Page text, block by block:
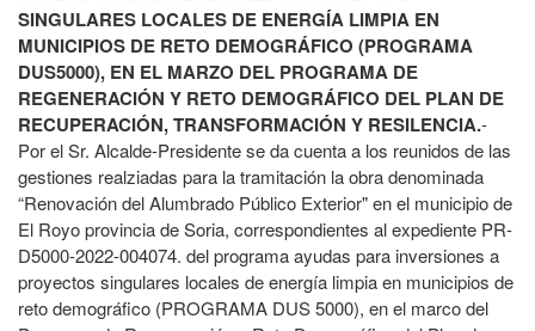
SINGULARES LOCALES DE ENERGÍA LIMPIA EN
MUNICIPIOS DE RETO DEMOGRÁFICO (PROGRAMA
DUS5000), EN EL MARZO DEL PROGRAMA DE
REGENERACIÓN Y RETO DEMOGRÁFICO DEL PLAN DE
RECUPERACIÓN, TRANSFORMACIÓN Y RESILENCIA.-
Por el Sr. Alcalde-Presidente se da cuenta a los reunidos de las
gestiones realziadas para la tramitación la obra denominada
“Renovación del Alumbrado Público Exterior" en el municipio de
El Royo provincia de Soria, correspondientes al expediente PR-
D5000-2022-004074. del programa ayudas para inversiones a
proyectos singulares locales de energía limpia en municipios de
reto demográfico (PROGRAMA DUS 5000), en el marco del